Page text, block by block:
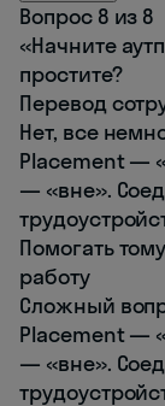
Вопрос 8 из 8
«Начните
простите?
Перевод
Нет, все
Placement —
— «вне».
Помогать
работу
Сложный
Placement —
— «вне».